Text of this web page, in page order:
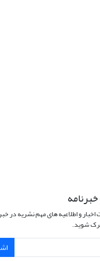
اخبار و اطلاعیه های مهم نشریه در
شوید.